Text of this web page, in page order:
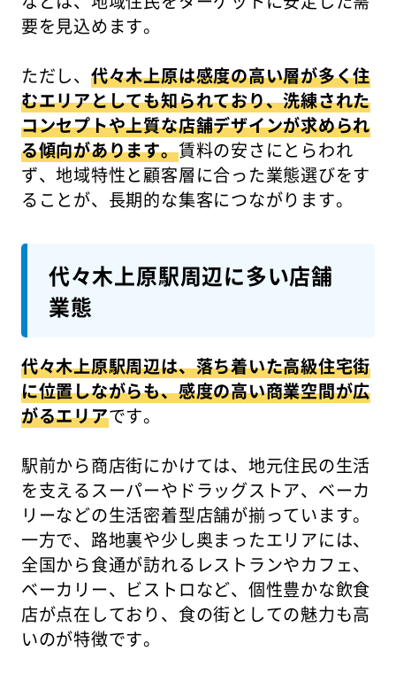
要を見込めます。
ただし、 代々木上原は感度の高い層が多く住
むエリアとしても知られており、洗練された
コンセプトや上質な店舗デザインが求められ
る傾向があります。賃料の安さにとらわれ
ず、地域特性と顧客層に合った業態選びをす
ることが、長期的な集客につながります。
代々木上原駅周辺に多い店舗
業態
代々木上原駅周辺は、落ち着いた高級住宅街
に位置しながらも、感度の高い商業空間が広
がるエリアです。
駅前から商店街にかけては、地元住民の生活
を支えるスーパーやドラッグストア、ベーカ
リーなどの生活密着型店舗が揃っています。
一方で、路地裏や少し奥まったエリアには、
全国から食通が訪れるレストランやカフェ、
ベーカリー、ビストロなど、個性豊かな飲食
店が点在しており、食の街としての魅力も高
いのが特徴です。